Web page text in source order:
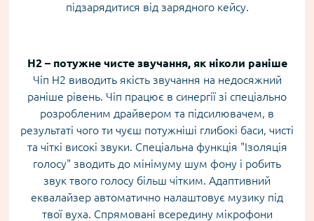
підзарядитися від зарядного кейсу.
Н2 – потужне чисте звучання, як ніколи раніше
Чіп Н2 виводить якість звучання на недосяжний
раніше рівень. Чіп працює в синергії зі спеціально
розробленим драйвером та підсилювачем, в
результаті чого ти чуєш потужніші глибокі баси, чисті
та чіткі високі звуки. Спеціальна функція "Ізоляція
голосу" зводить до мінімуму шум фону і робить
звук твого голосу більш чітким. Адаптивний
еквалайзер автоматично налаштовує музику під
твої вуха. Спрямовані всередину мікрофони